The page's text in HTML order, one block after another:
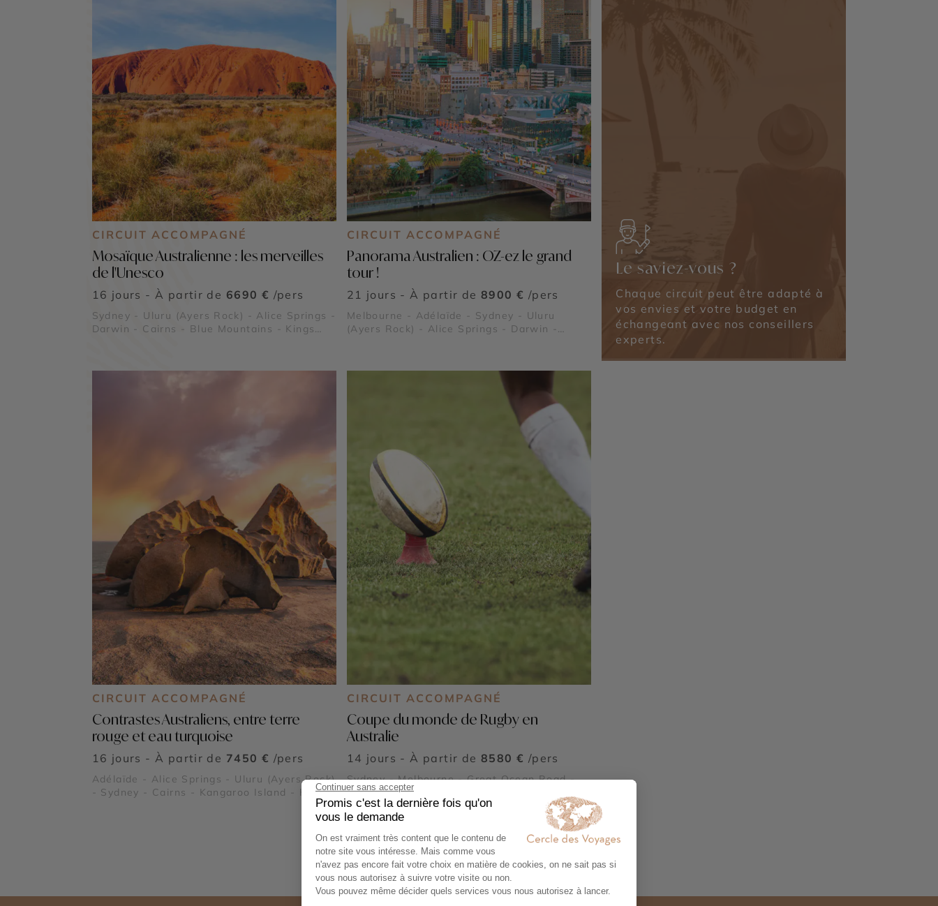
CIRCUIT ACCOMPAGNÉ
Mosaïque Australienne : les merveilles
de l'Unesco
16 jours - À partir de 6690 € /pers
Sydney - Uluru (Ayers Rock) - Alice Springs -
Darwin - Cairns - Blue Mountains - Kings
Daintree
CIRCUIT ACCOMPAGNÉ
Panorama Australien : OZ-ez le grand
tour !
21 jours - À partir de8900 € /pers
Melbourne - Adélaïde - Sydney - Uluru
(Ayers Rock) - Alice Springs - Darwin -
Parc National de Kakadu - Grande Barrière
de Corail - Flinders Ranges - Forêt Tropicale
Le saviez-vous ?
Chaque circuit peut être adapté à
vos envies et votre budget en
échangeant avec nos conseillers
experts.
CIRCUIT ACCOMPAGNÉ
Contrastes Australiens, entre terre
rouge et eau turquoise
16 jours - À partir de 7450 € /pers
Adélaïde - Alice Springs - Uluru (Ayers Rock)
- Sydney - Cairns - Kangaroo Island - Kings
Canyon - Blue Mountains - Grande Barrière
de Corail - Palm Cove - Forêt Tropicale de
CIRCUIT ACCOMPAGNÉ
Coupe du monde de Rugby en
Australie
14 jours - À partir de8580 € /pers
Sydney - Melbourne - Great Ocean Road -
Blue Mountains
Voir tous nos Voyages Australie (33)